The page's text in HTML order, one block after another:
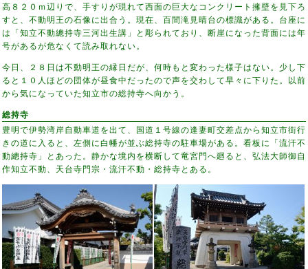
高８２０ｍ辺りで、手すりが現れて西面の巨大なコンクリート擁壁を見下ろ
すと、不動明王の石像に出合う。現在、百間滝見晴台の標識がある。台座に
は「知立不動總持寺三河出生講」と彫られており、断崖になった背面には年
号があるが危なくて読み取れない。
今日、２８日は不動明王の縁日だが、何時もと変わった様子はない。少し下
ると１０人ほどの団体が昼食中だったので声を交わして早々に下りた。以前
から気になっていた知立市の総持寺へ向かう。
総持寺
豊明で伊勢湾岸自動車道を出て、国道１号線の逢妻町交差点から知立市街行
きの道に入ると、左側に白幡が並ぶ総持寺の駐車場がある。看板に「流汗不
動總持寺」とあった。静かな境内を横断して竜宮門へ廻ると、弘法大師御自
作知立不動、天台寺門宗・流汗不動・総持寺とある。